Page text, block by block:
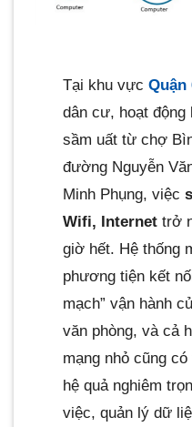
Tại khu vực Quận
dân cư, hoạt động
sầm uất từ chợ
đường Nguyễn
Minh Phụng, việc
Wifi, Internet trở
giờ hết. Hệ thống
phương tiện kết
mạch” vận hành
văn phòng, và cả
mạng nhỏ cũng
hệ quả nghiêm
việc, quản lý dữ